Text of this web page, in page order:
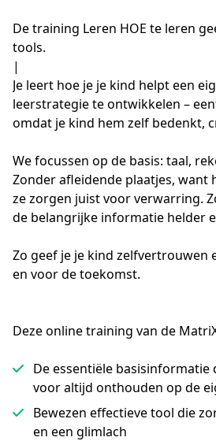
De training Leren HOE te leren
tools.
|
Je leert hoe je je kind helpt een
leerstrategie te ontwikkelen –
omdat je kind hem zelf bedenkt,
We focussen op de basis: taal,
Zonder afleidende plaatjes, want
ze zorgen juist voor verwarring.
de belangrijke informatie helder
Zo geef je je kind zelfvertrouwen
en voor de toekomst.
Deze online training van de
De essentiële
voor altijd onthouden op de
Bewezen effectieve tool die
en een glimlach